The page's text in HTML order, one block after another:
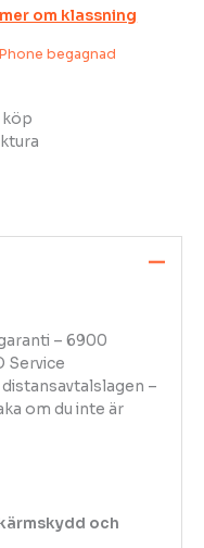
om klassning
begagnad
köp
– 6900
Service
–
om du inte är
och